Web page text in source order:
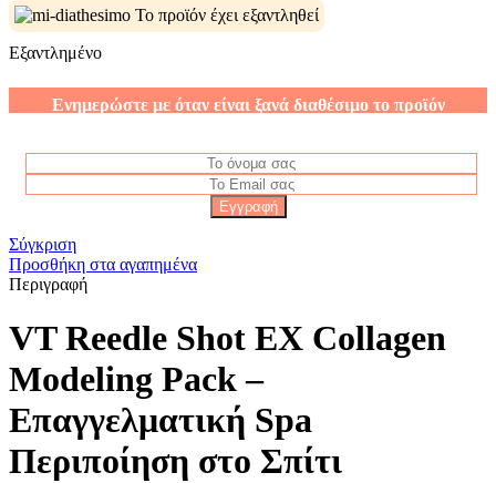
Το προϊόν έχει εξαντληθεί
Εξαντλημένο
Ενημερώστε με όταν είναι ξανά διαθέσιμο το προϊόν
Σύγκριση
Προσθήκη στα αγαπημένα
Περιγραφή
VT Reedle Shot EX Collagen
Modeling Pack –
Επαγγελματική Spa
Περιποίηση στο Σπίτι